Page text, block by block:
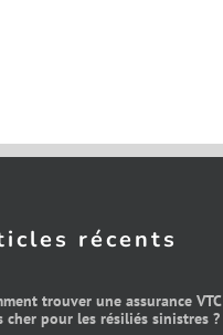
récents
trouver une assurance VTC
cher pour les résiliés sinistres ?